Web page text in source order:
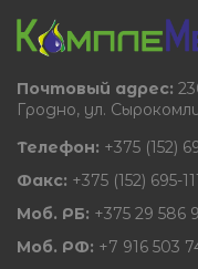
Почтовый адрес:
Гродно, ул.
Телефон: +375 (152)
Факс: +375 (152) 695-
Моб. РБ: +375 29 586
Моб. РФ: +7 916 503